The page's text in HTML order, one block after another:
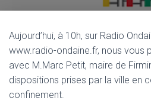
Aujourd’hui, à 10h, sur Radio
www.radio-ondaine.fr, nous vous
avec M.Marc Petit, maire de
dispositions prises par la ville en
confinement.